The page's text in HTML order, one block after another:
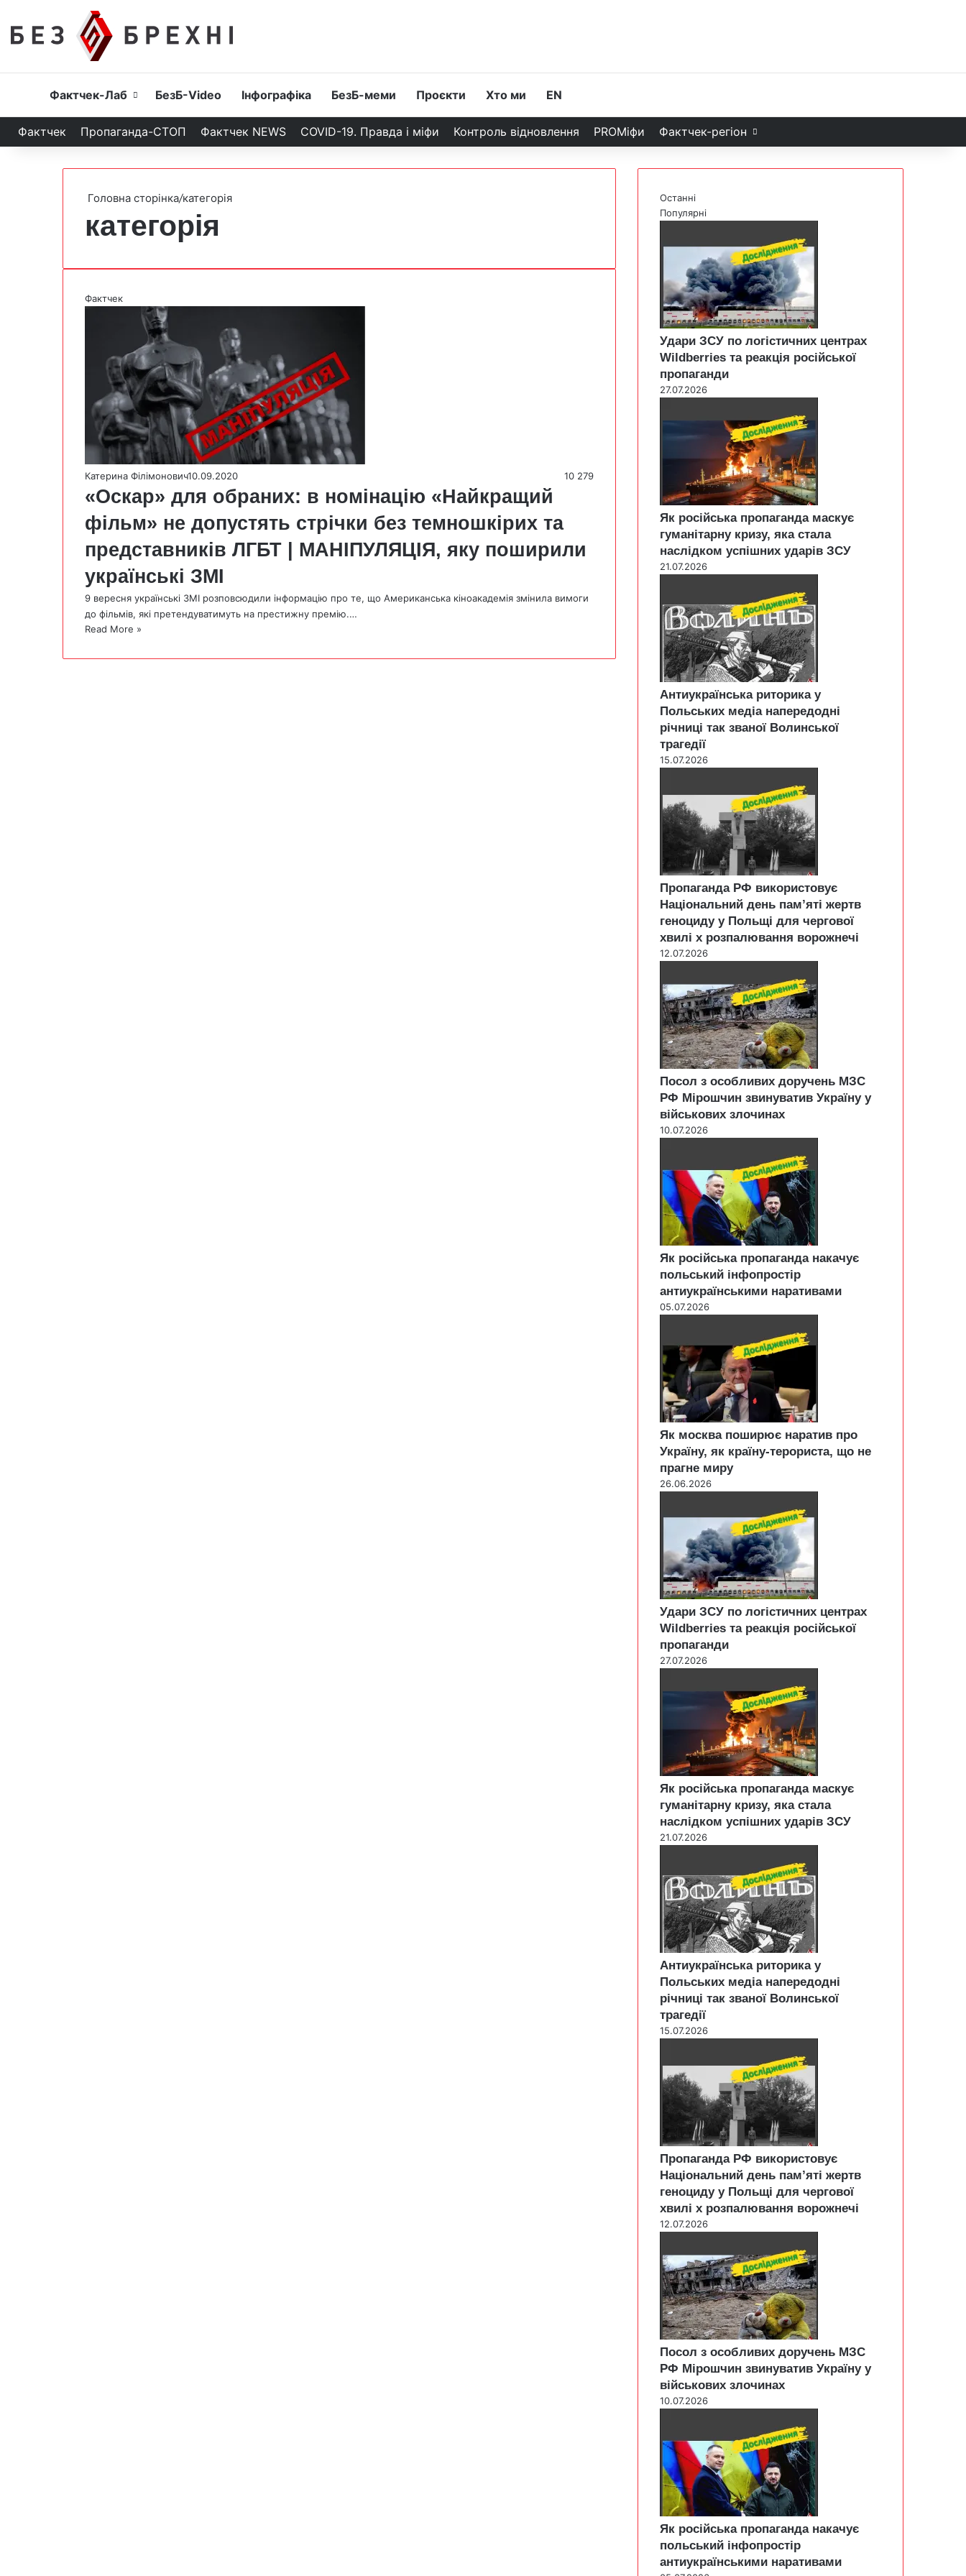
Головна
Фактчек-Лаб БезБ-Video Інфографіка БезБ-меми Проєкти Хто ми EN
Фактчек Пропаганда-СТОП Фактчек NEWS COVID-19. Правда і міфи Контроль відновлення PROМіфи Фактчек-регіон
Головна сторінка/категорія
категорія
Фактчек
Катерина Філімонович10.09.2020 10 279
«Оскар» для обраних: в номінацію «Найкращий
фільм» не допустять стрічки без темношкірих та
представників ЛГБТ | МАНІПУЛЯЦІЯ, яку поширили
українські ЗМІ
9 вересня українські ЗМІ розповсюдили інформацію про те, що Американська кіноакадемія змінила вимоги
до фільмів, які претендуватимуть на престижну премію.…
Read More »
Останні
Популярні
Удари ЗСУ по логістичних центрах
Wildberries та реакція російської
пропаганди
27.07.2026
Як російська пропаганда маскує
гуманітарну кризу, яка стала
наслідком успішних ударів ЗСУ
21.07.2026
Антиукраїнська риторика у
Польських медіа напередодні
річниці так званої Волинської
трагедії
15.07.2026
Пропаганда РФ використовує
Національний день пам’яті жертв
геноциду у Польщі для чергової
хвилі х розпалювання ворожнечі
12.07.2026
Посол з особливих доручень МЗС
РФ Мірошчин звинуватив Україну у
військових злочинах
10.07.2026
Як російська пропаганда накачує
польський інфопростір
антиукраїнськими наративами
05.07.2026
Як москва поширює наратив про
Україну, як країну-терориста, що не
прагне миру
26.06.2026
Удари ЗСУ по логістичних центрах
Wildberries та реакція російської
пропаганди
27.07.2026
Як російська пропаганда маскує
гуманітарну кризу, яка стала
наслідком успішних ударів ЗСУ
21.07.2026
Антиукраїнська риторика у
Польських медіа напередодні
річниці так званої Волинської
трагедії
15.07.2026
Пропаганда РФ використовує
Національний день пам’яті жертв
геноциду у Польщі для чергової
хвилі х розпалювання ворожнечі
12.07.2026
Посол з особливих доручень МЗС
РФ Мірошчин звинуватив Україну у
військових злочинах
10.07.2026
Як російська пропаганда накачує
польський інфопростір
антиукраїнськими наративами